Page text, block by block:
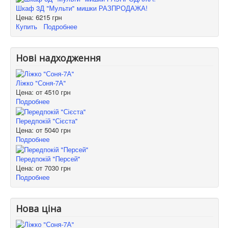
Шкаф 3Д "Мульти" мишки РАЗПРОДАЖА!
Цена: 6215 грн
Купить
Подробнее
Нові надходження
Ліжко "Соня-7А"
Цена: от 4510 грн
Подробнее
Передпокій "Сієста"
Цена: от 5040 грн
Подробнее
Передпокій "Персей"
Цена: от 7030 грн
Подробнее
Нова ціна